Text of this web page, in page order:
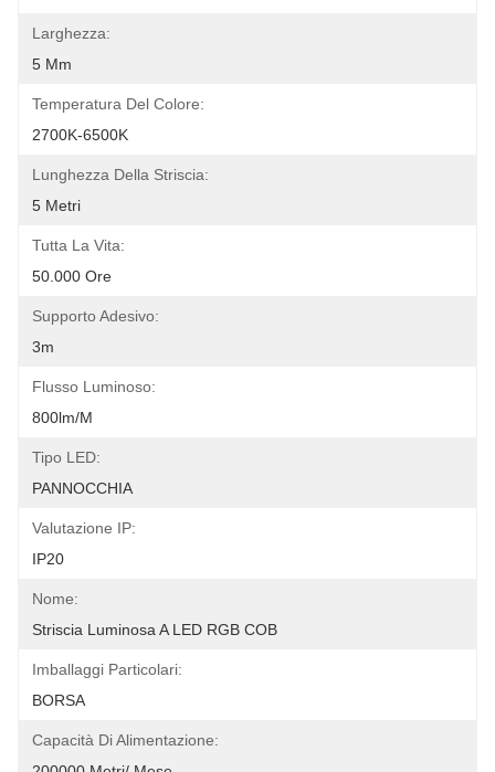
Larghezza:
5 Mm
Temperatura Del Colore:
2700K-6500K
Lunghezza Della Striscia:
5 Metri
Tutta La Vita:
50.000 Ore
Supporto Adesivo:
3m
Flusso Luminoso:
800lm/m
Tipo LED:
PANNOCCHIA
Valutazione IP:
IP20
Nome:
Striscia Luminosa A LED RGB COB
Imballaggi Particolari:
BORSA
Capacità Di Alimentazione: